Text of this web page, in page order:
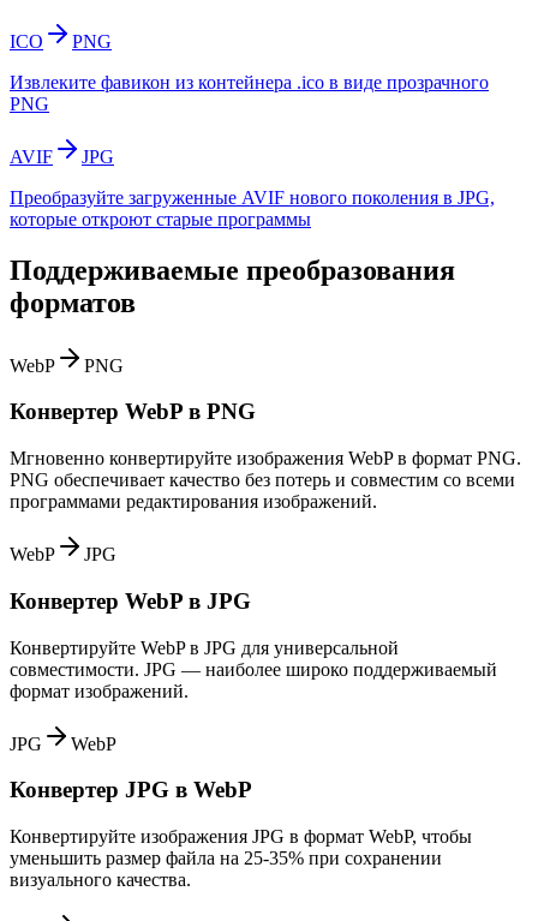
ICO
PNG
Извлеките фавикон из контейнера .ico в виде прозрачного
PNG
AVIF
JPG
Преобразуйте загруженные AVIF нового поколения в JPG,
которые откроют старые программы
Поддерживаемые преобразования
форматов
WebP PNG
Конвертер WebP в PNG
Мгновенно конвертируйте изображения WebP в формат PNG.
PNG обеспечивает качество без потерь и совместим со всеми
программами редактирования изображений.
WebP JPG
Конвертер WebP в JPG
Конвертируйте WebP в JPG для универсальной
совместимости. JPG — наиболее широко поддерживаемый
формат изображений.
JPG WebP
Конвертер JPG в WebP
Конвертируйте изображения JPG в формат WebP, чтобы
уменьшить размер файла на 25-35% при сохранении
визуального качества.